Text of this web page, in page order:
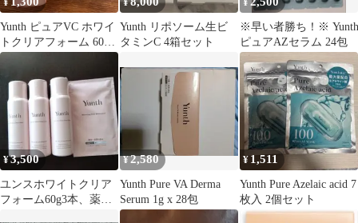
¥
Yunth ピュアVC ホワイ
トクリアフォーム 60g
おまけ付き
¥
Yunth リポソーム生ビ
タミンC 4箱セット
¥
※早い者勝ち！※ Yunth
ピュアAZセラム 24包
¥3,500
ユンスホワイトクリア
フォーム60g3本、薬用
¥2,580
Yunth Pure VA Derma
Serum 1g x 28包
¥ 1,511
Yunth Pure Azelaic acid 7
枚入 2個セット